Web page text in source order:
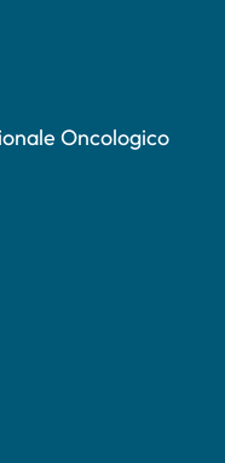
Oncologico